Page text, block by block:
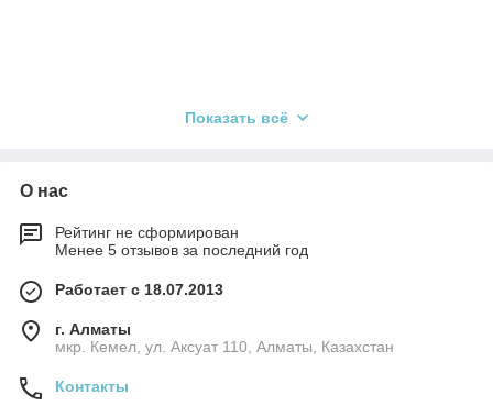
Показать всё
О нас
Рейтинг не сформирован
Менее 5 отзывов за последний год
Работает с 18.07.2013
г. Алматы
мкр. Кемел, ул. Аксуат 110, Алматы, Казахстан
Контакты